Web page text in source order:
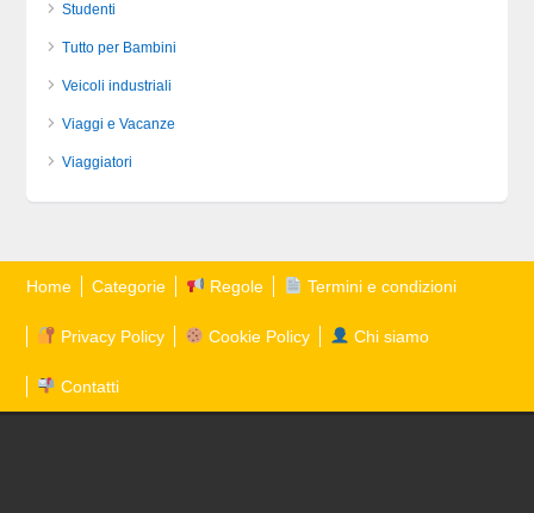
Studenti
Tutto per Bambini
Veicoli industriali
Viaggi e Vacanze
Viaggiatori
Home Categorie Regole Termini e condizioni
Privacy Policy Cookie Policy Chi siamo
Contatti